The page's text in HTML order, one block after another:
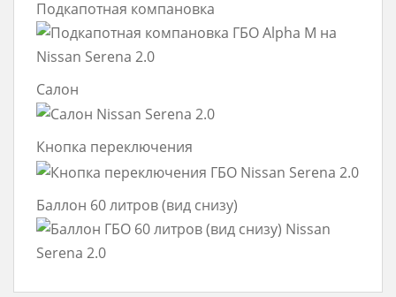
Подкапотная компановка
Салон
Кнопка переключения
Баллон 60 литров (вид снизу)